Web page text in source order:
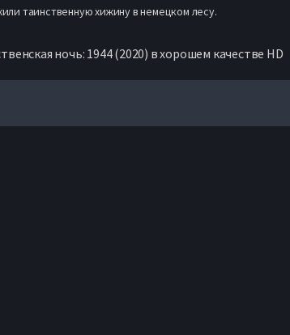
таинственную хижину в немецком лесу.
ночь: 1944 (2020) в хорошем качестве HD